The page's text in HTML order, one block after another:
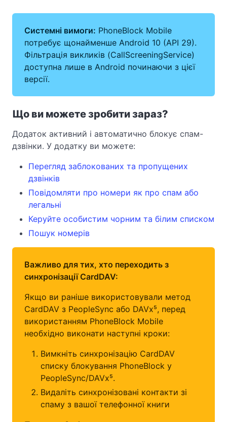
Системні вимоги: PhoneBlock Mobile
потребує щонайменше Android 10 (API 29).
Фільтрація викликів (CallScreeningService)
доступна лише в Android починаючи з цієї
версії.
Що ви можете зробити зараз?
Додаток активний і автоматично блокує спам-
дзвінки. У додатку ви можете:
Перегляд заблокованих та пропущених
дзвінків
Повідомляти про номери як про спам або
легальні
Керуйте особистим чорним та білим списком
Пошук номерів
Важливо для тих, хто переходить з
синхронізації CardDAV:
Якщо ви раніше використовували метод
CardDAV з PeopleSync або DAVx⁵, перед
використанням PhoneBlock Mobile
необхідно виконати наступні кроки:
Вимкніть синхронізацію CardDAV
списку блокування PhoneBlock у
PeopleSync/DAVx⁵.
Видаліть синхронізовані контакти зі
спаму з вашої телефонної книги